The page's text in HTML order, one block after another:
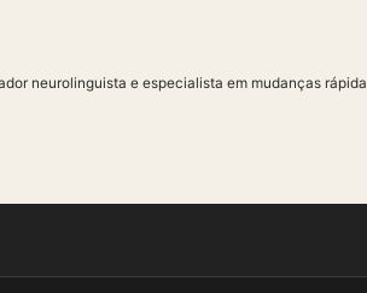
neurolinguista e especialista em mudanças